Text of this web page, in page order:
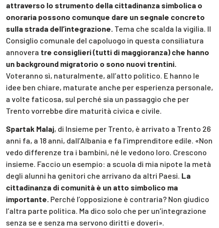
attraverso lo strumento della cittadinanza simbolica o
onoraria possono comunque dare un segnale concreto
sulla strada dell’integrazione. Tema che scalda la vigilia. Il
Consiglio comunale del capoluogo in questa consiliatura
annovera tre consiglieri (tutti di maggioranza) che hanno
un background migratorio o sono nuovi trentini.
Voteranno sì, naturalmente, all’atto politico. E hanno le
idee ben chiare, maturate anche per esperienza personale,
a volte faticosa, sul perché sia un passaggio che per
Trento vorrebbe dire maturità civica e civile.
Spartak Malaj, di Insieme per Trento, è arrivato a Trento 26
anni fa, a 18 anni, dall’Albania e fa l’imprenditore edile. «Non
vedo differenze tra i bambini, né le vedono loro. Crescono
insieme. Faccio un esempio: a scuola di mia nipote la metà
degli alunni ha genitori che arrivano da altri Paesi. La
cittadinanza di comunità è un atto simbolico ma
importante. Perché l’opposizione è contraria? Non giudico
l’altra parte politica. Ma dico solo che per un’integrazione
senza se e senza ma servono diritti e doveri».